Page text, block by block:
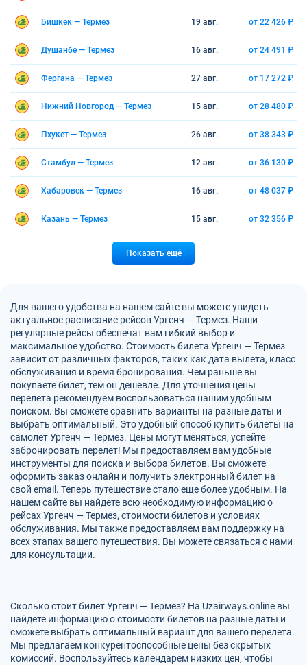
Бишкек — Термез 19 авг. от 22 426 ₽
Душанбе — Термез 16 авг. от 24 491 ₽
Фергана — Термез 27 авг. от 17 272 ₽
Нижний Новгород — Термез 15 авг. от 28 480 ₽
Пхукет — Термез 26 авг. от 38 343 ₽
Стамбул — Термез 12 авг. от 36 130 ₽
Хабаровск — Термез 16 авг. от 48 037 ₽
Казань — Термез 15 авг. от 32 356 ₽
Показать ещё
Для вашего удобства на нашем сайте вы можете увидеть
актуальное расписание рейсов Ургенч — Термез. Наши
регулярные рейсы обеспечат вам гибкий выбор и
максимальное удобство. Стоимость билета Ургенч — Термез
зависит от различных факторов, таких как дата вылета, класс
обслуживания и время бронирования. Чем раньше вы
покупаете билет, тем он дешевле. Для уточнения цены
перелета рекомендуем воспользоваться нашим удобным
поиском. Вы сможете сравнить варианты на разные даты и
выбрать оптимальный. Это удобный способ купить билеты на
самолет Ургенч — Термез. Цены могут меняться, успейте
забронировать перелет! Мы предоставляем вам удобные
инструменты для поиска и выбора билетов. Вы сможете
оформить заказ онлайн и получить электронный билет на
свой email. Теперь путешествие стало еще более удобным. На
нашем сайте вы найдете всю необходимую информацию о
рейсах Ургенч — Термез, стоимости билетов и условиях
обслуживания. Мы также предоставляем вам поддержку на
всех этапах вашего путешествия. Вы можете связаться с нами
для консультации.
Сколько стоит билет Ургенч — Термез? На Uzairways.online вы
найдете информацию о стоимости билетов на разные даты и
сможете выбрать оптимальный вариант для вашего перелета.
Мы предлагаем конкурентоспособные цены без скрытых
комиссий. Воспользуйтесь календарем низких цен, чтобы